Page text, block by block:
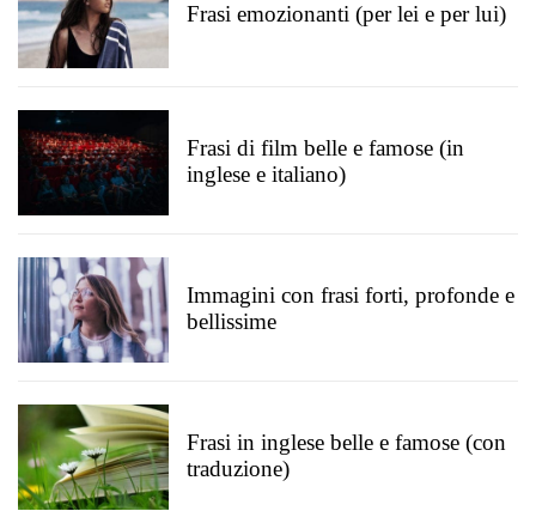
Frasi emozionanti (per lei e per lui)
Frasi di film belle e famose (in
inglese e italiano)
Immagini con frasi forti, profonde e
bellissime
Frasi in inglese belle e famose (con
traduzione)